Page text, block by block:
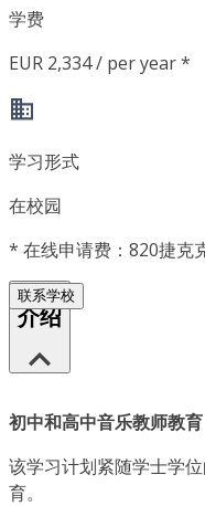
学费
EUR 2,334 / per year *
学习形式
在校园
* 在线申请费：820捷克
联系学校
介绍
初中和高中音乐教师教育
该学习计划紧随学士学
育。